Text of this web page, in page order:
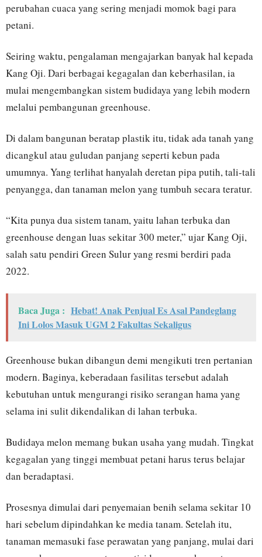
perubahan cuaca yang sering menjadi momok bagi para
petani.
Seiring waktu, pengalaman mengajarkan banyak hal kepada
Kang Oji. Dari berbagai kegagalan dan keberhasilan, ia
mulai mengembangkan sistem budidaya yang lebih modern
melalui pembangunan greenhouse.
Di dalam bangunan beratap plastik itu, tidak ada tanah yang
dicangkul atau guludan panjang seperti kebun pada
umumnya. Yang terlihat hanyalah deretan pipa putih, tali-tali
penyangga, dan tanaman melon yang tumbuh secara teratur.
“Kita punya dua sistem tanam, yaitu lahan terbuka dan
greenhouse dengan luas sekitar 300 meter,” ujar Kang Oji,
salah satu pendiri Green Sulur yang resmi berdiri pada
2022.
Baca Juga : Hebat! Anak Penjual Es Asal Pandeglang
Ini Lolos Masuk UGM 2 Fakultas Sekaligus
Greenhouse bukan dibangun demi mengikuti tren pertanian
modern. Baginya, keberadaan fasilitas tersebut adalah
kebutuhan untuk mengurangi risiko serangan hama yang
selama ini sulit dikendalikan di lahan terbuka.
Budidaya melon memang bukan usaha yang mudah. Tingkat
kegagalan yang tinggi membuat petani harus terus belajar
dan beradaptasi.
Prosesnya dimulai dari penyemaian benih selama sekitar 10
hari sebelum dipindahkan ke media tanam. Setelah itu,
tanaman memasuki fase perawatan yang panjang, mulai dari